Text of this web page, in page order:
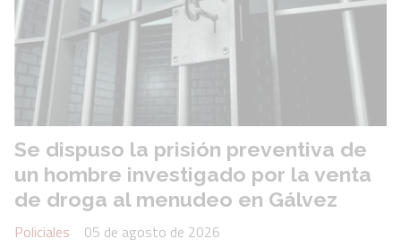
Se dispuso la prisión preventiva de
un hombre investigado por la venta
de droga al menudeo en Gálvez
Policiales
05 de agosto de 2026